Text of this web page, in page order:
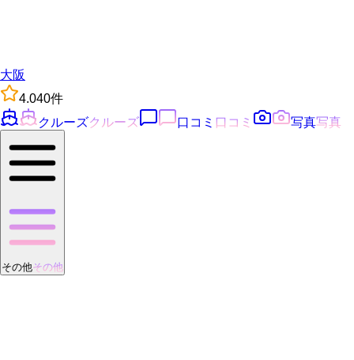
大阪
4.040件
クルーズクルーズ 口コミ 口コミ 写真写真
その他その他